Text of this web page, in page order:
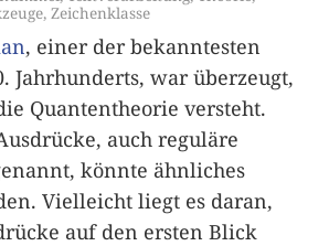
, Zeichenklasse
, einer der bekanntesten
Jahrhunderts, war überzeugt,
Quantentheorie versteht.
auch reguläre
könnte ähnliches
Vielleicht liegt es daran,
auf den ersten Blick